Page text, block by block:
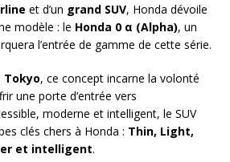
et d’un grand SUV, Honda dévoile
modèle : le Honda 0 α (Alpha), un
l’entrée de gamme de cette série.
Tokyo, ce concept incarne la volonté
une porte d’entrée vers
moderne et intelligent, le SUV
clés chers à Honda : Thin, Light,
et intelligent.